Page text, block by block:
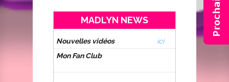
MADLYN NEWS
Nouvelles vidéosdisponibles ici
Mon Fan Clubest en cours de